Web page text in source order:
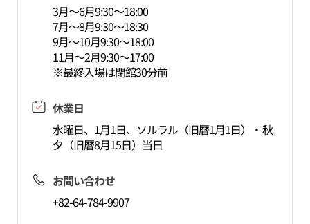
3月～6月9:30～18:00
7月～8月9:30～18:30
9月～10月9:30～18:00
11月～2月9:30～17:00
※最終入場は閉館30分前
休業日
水曜日、1月1日、ソルラル（旧暦1月1日）・秋
夕（旧暦8月15日）当日
お問い合わせ
+82-64-784-9907